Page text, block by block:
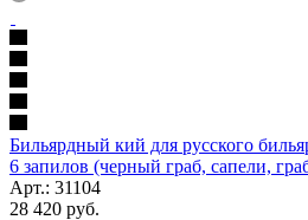
Бильярдный кий для русского
6 запилов (черный граб, сапели,
Арт.: 31104
28 420 руб.